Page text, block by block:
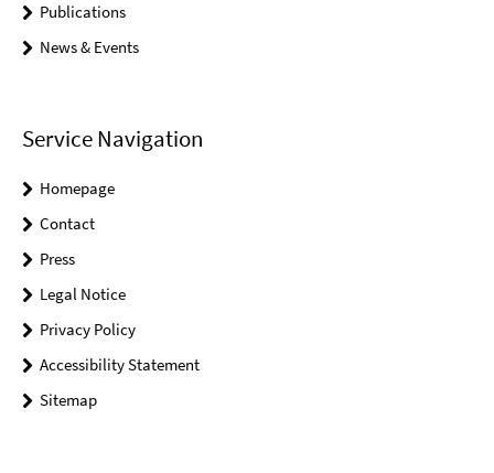
Publications
News & Events
Service Navigation
Homepage
Contact
Press
Legal Notice
Privacy Policy
Accessibility Statement
Sitemap